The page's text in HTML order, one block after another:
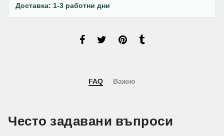
Доставка: 1-3 работни дни
FAQ Важно
Често задавани въпроси